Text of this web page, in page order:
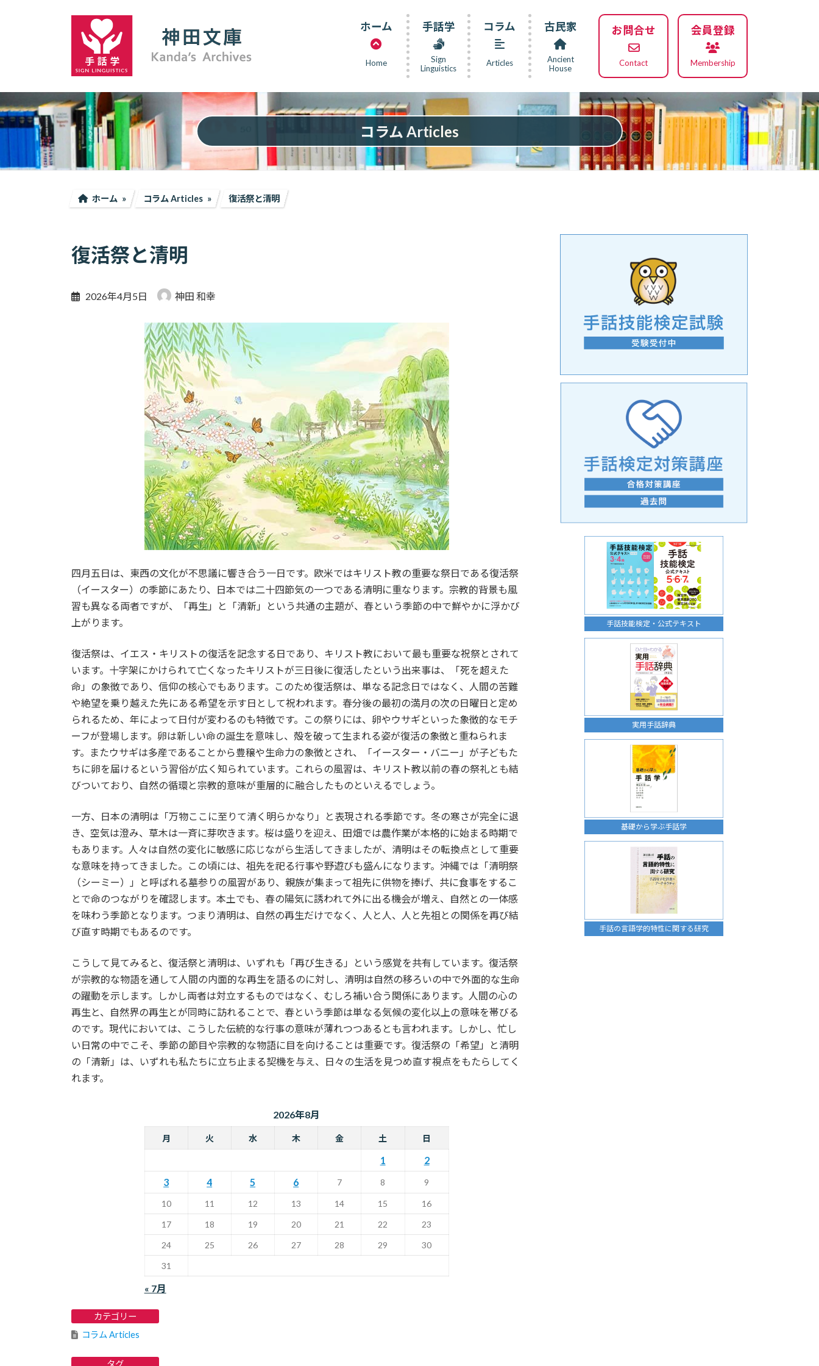
ス
キ
ッ
ン
に
移
ホーム
Home
手話学
Sign
Linguistics
コラム
Articles
古民家
Ancient
House
お問合せ
Contact
会員登録
Membership
コラム Articles
ホーム コラム Articles 復活祭と清明
復活祭と清明
2026年4月5日 神田 和幸
四月五日は、東西の文化が不思議に響き合う一日です。欧米ではキリスト教の重要な祭日である復活祭
（イースター）の季節にあたり、日本では二十四節気の一つである清明に重なります。宗教的背景も風
習も異なる両者ですが、「再生」と「清新」という共通の主題が、春という季節の中で鮮やかに浮かび
上がります。
復活祭は、イエス・キリストの復活を記念する日であり、キリスト教において最も重要な祝祭とされて
います。十字架にかけられて亡くなったキリストが三日後に復活したという出来事は、「死を超えた
命」の象徴であり、信仰の核心でもあります。このため復活祭は、単なる記念日ではなく、人間の苦難
や絶望を乗り越えた先にある希望を示す日として祝われます。春分後の最初の満月の次の日曜日と定め
られるため、年によって日付が変わるのも特徴です。この祭りには、卵やウサギといった象徴的なモチ
ーフが登場します。卵は新しい命の誕生を意味し、殻を破って生まれる姿が復活の象徴と重ねられま
す。またウサギは多産であることから豊穣や生命力の象徴とされ、「イースター・バニー」が子どもた
ちに卵を届けるという習俗が広く知られています。これらの風習は、キリスト教以前の春の祭礼とも結
びついており、自然の循環と宗教的意味が重層的に融合したものといえるでしょう。
一方、日本の清明は「万物ここに至りて清く明らかなり」と表現される季節です。冬の寒さが完全に退
き、空気は澄み、草木は一斉に芽吹きます。桜は盛りを迎え、田畑では農作業が本格的に始まる時期で
もあります。人々は自然の変化に敏感に応じながら生活してきましたが、清明はその転換点として重要
な意味を持ってきました。この頃には、祖先を祀る行事や野遊びも盛んになります。沖縄では「清明祭
（シーミー）」と呼ばれる墓参りの風習があり、親族が集まって祖先に供物を捧げ、共に食事をするこ
とで命のつながりを確認します。本土でも、春の陽気に誘われて外に出る機会が増え、自然との一体感
を味わう季節となります。つまり清明は、自然の再生だけでなく、人と人、人と先祖との関係を再び結
び直す時期でもあるのです。
こうして見てみると、復活祭と清明は、いずれも「再び生きる」という感覚を共有しています。復活祭
が宗教的な物語を通して人間の内面的な再生を語るのに対し、清明は自然の移ろいの中で外面的な生命
の躍動を示します。しかし両者は対立するものではなく、むしろ補い合う関係にあります。人間の心の
再生と、自然界の再生とが同時に訪れることで、春という季節は単なる気候の変化以上の意味を帯びる
のです。現代においては、こうした伝統的な行事の意味が薄れつつあるとも言われます。しかし、忙し
い日常の中でこそ、季節の節目や宗教的な物語に目を向けることは重要です。復活祭の「希望」と清明
の「清新」は、いずれも私たちに立ち止まる契機を与え、日々の生活を見つめ直す視点をもたらしてく
れます。
2026年8月
月 火 水 木 金 土 日
1
2
3
4 5 6 7 8 9
10 11 12 13 14 15
16
17
18 19 20 21 22
23
24
25 26 27 28 29
30
31
« 7月
カテゴリー
コラム Articles
タグ
手話の言語学的特性に関する研究
手話技能検定・公式テキスト
実用手話辞典
基礎から学ぶ手話学
手話の言語学的特性に関する研究